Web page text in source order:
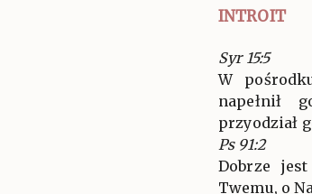
INTROIT
Syr 15:5
W
napełnił
przyodział
Ps 91:2
Dobrze
Twemu, o